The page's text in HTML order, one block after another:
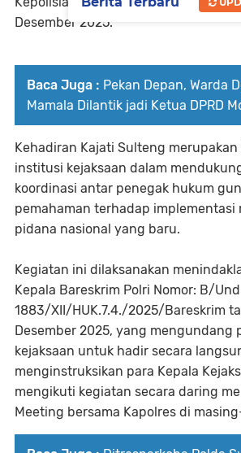
Desember 2025.
Baca Juga : Pekan Depan, Warda
Mamala Dilantik jadi Ketua DPRD
Kehadiran Kajati Sulteng
institusi kejaksaan dalam
koordinasi antar penegak hukum
pemahaman terhadap implementasi
pidana nasional yang baru.
Kegiatan ini dilaksanakan
Kepala Bareskrim Polri Nomor: B/
1883/XII/HUK.7.4./2025/Bareskrim
Desember 2025, yang mengundang
kejaksaan untuk hadir secara
menginstruksikan para Kepala
mengikuti kegiatan secara daring
Meeting bersama Kapolres di